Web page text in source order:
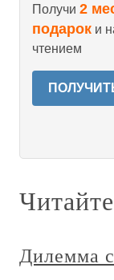
Получи 2
подарок и
чтением
Дилемма